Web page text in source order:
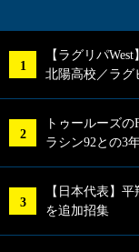
【ラグリパ
北陽高校／ラグ
トゥールーズ
ラシン92との3
【日本代表】
を追加招集